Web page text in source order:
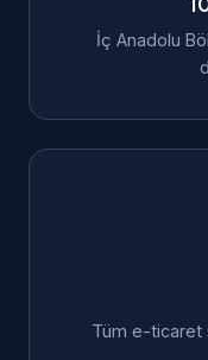
İç Anadolu
Tüm e-ticaret